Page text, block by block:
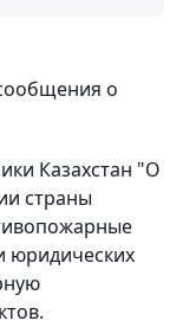
о
Казахстан "О
страны
юридических